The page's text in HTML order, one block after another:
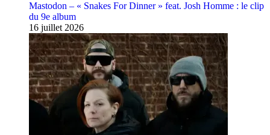
Mastodon – « Snakes For Dinner » feat. Josh Homme : le clip
du 9e album
16 juillet 2026